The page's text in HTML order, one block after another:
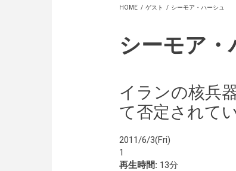
HOME / ゲスト / シーモア・ハーシュ
シーモア・
イランの核兵
て否定されて
2011/6/3(Fri)
1
再生時間: 13分